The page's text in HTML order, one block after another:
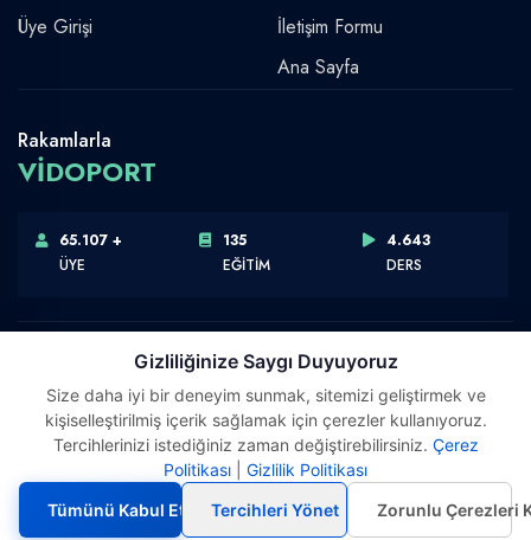
Üye Girişi
İletişim Formu
Ana Sayfa
Rakamlarla
VİDOPORT
65.107 +
ÜYE
135
EĞİTİM
4.643
DERS
Telif Hakkı © 2026 Vidoport, Inc.
Software,Design & Development:Webimonline
Gizliliğinize Saygı Duyuyoruz
Size daha iyi bir deneyim sunmak, sitemizi geliştirmek ve
kişiselleştirilmiş içerik sağlamak için çerezler kullanıyoruz.
Tercihlerinizi istediğiniz zaman değiştirebilirsiniz. Çerez
Politikası
Gizlilik Politikası
Tümünü Kabul Et
Tercihleri Yönet Zorunlu Çerezleri